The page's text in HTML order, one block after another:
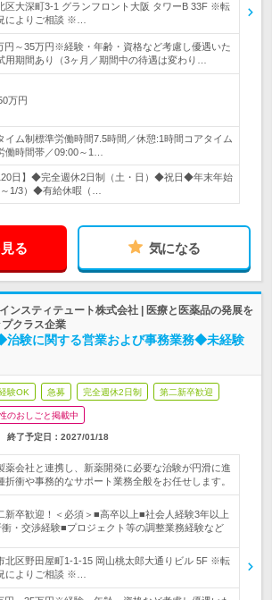
区大深町3-1 グランフロント大阪 タワーB 33F ※転
よりご相談 ※…
円～35万円※経験・年齢・資格など考慮し優遇いた
用期間あり（3ヶ月／期間中の待遇は変わり…
万円
イム制標準労働時間7.5時間／休憩:1時間コアタイム
働時間帯／09:00～1…
日】◆完全週休2日制（土・日）◆祝日◆年末年始
1/3）◆有給休暇（…
る 気になる
ンスティテュート株式会社 | 医療と医薬品の発展を
クラス企業
治験に関する営業および事務業務◆未経験
験OK 急募 完全週休2日制 第二新卒歓迎
のおしごと掲載中
終了予定日： 2027/01/18
薬会社と連携し、新薬開発に必要な治験が円滑に進
折衝や事務的なサポート業務全般をお任せします。
新卒歓迎！＜必須＞■高卒以上■社会人経験3年以上
・交渉経験■プロジェクト等の調整業務経験など
北区野田屋町1-1-15 岡山桃太郎大通りビル 5F ※転
よりご相談 ※…